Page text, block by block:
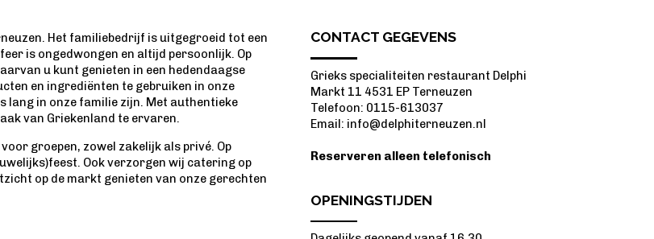
Het familiebedrijf is uitgegroeid tot een
is ongedwongen en altijd persoonlijk. Op
u kunt genieten in een hedendaagse
en ingrediënten te gebruiken in onze
lang in onze familie zijn. Met authentieke
van Griekenland te ervaren.
groepen, zowel zakelijk als privé. Op
Ook verzorgen wij catering op
op de markt genieten van onze gerechten
CONTACT GEGEVENS
Grieks specialiteiten restaurant Delphi
Markt 11 4531 EP Terneuzen
Telefoon: 0115-613037
Email: info@delphiterneuzen.nl
Reserveren alleen telefonisch
OPENINGSTIJDEN